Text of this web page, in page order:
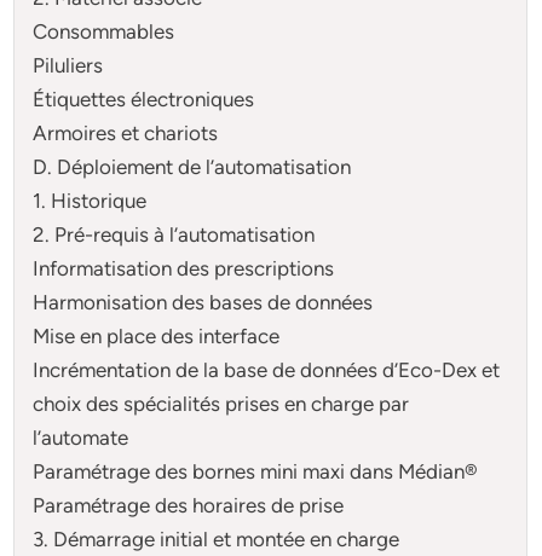
Consommables
Piluliers
Étiquettes électroniques
Armoires et chariots
D. Déploiement de l’automatisation
1. Historique
2. Pré-requis à l’automatisation
Informatisation des prescriptions
Harmonisation des bases de données
Mise en place des interface
Incrémentation de la base de données d’Eco-Dex et
choix des spécialités prises en charge par
l’automate
Paramétrage des bornes mini maxi dans Médian®
Paramétrage des horaires de prise
3. Démarrage initial et montée en charge